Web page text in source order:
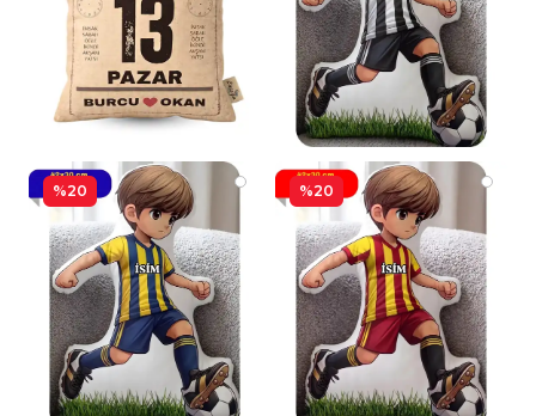
%20 %20